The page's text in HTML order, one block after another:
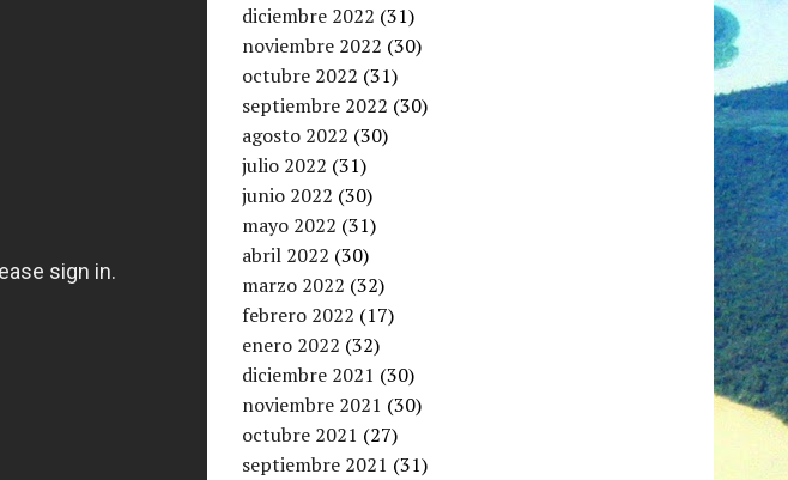
diciembre 2022 (31)
noviembre 2022 (30)
octubre 2022 (31)
septiembre 2022 (30)
agosto 2022 (30)
julio 2022 (31)
junio 2022 (30)
mayo 2022 (31)
abril 2022 (30)
marzo 2022 (32)
febrero 2022 (17)
enero 2022 (32)
diciembre 2021 (30)
noviembre 2021 (30)
octubre 2021 (27)
septiembre 2021 (31)